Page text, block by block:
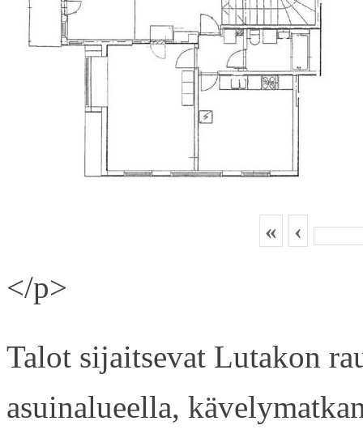
« ‹
</p>
Talot sijaitsevat Lutakon
asuinalueella,